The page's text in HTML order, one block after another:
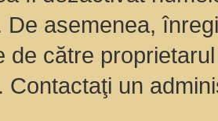
De asemenea,
de către
Contactaţi un